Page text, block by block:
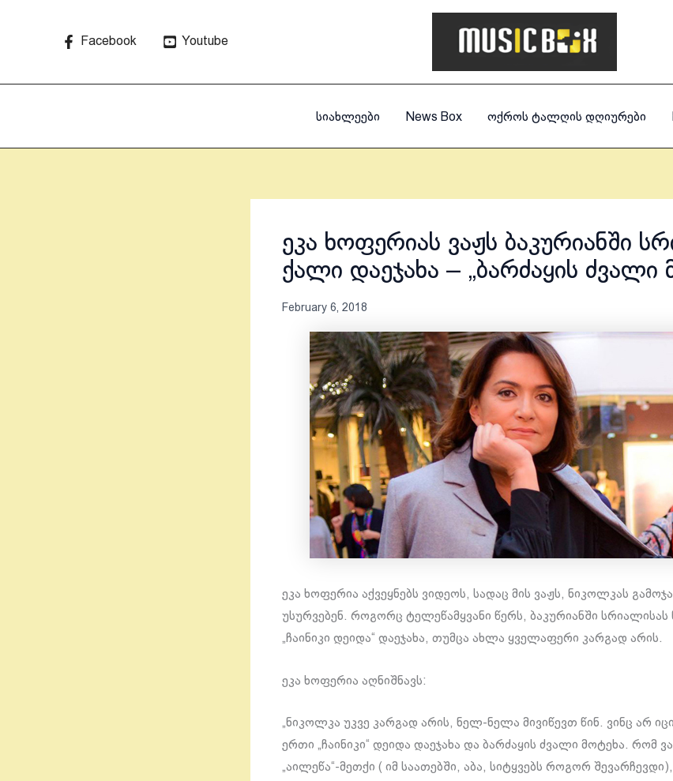
Facebook Youtube
სიახლეები News Box ოქროს ტალღის დღიურები
ეკა ხოფერიას ვაჟს ბაკურიანში
ქალი დაეჯახა – „ბარძაყის ძვალი
February 6, 2018
ეკა ხოფერია აქვეყნებს ვიდეოს, სადაც მის ვაჟს, ნიკოლკას
უსურვებენ. როგორც ტელეწამყვანი წერს, ბაკურიანში სრიალისას
„ჩაინიკი დეიდა“ დაეჯახა, თუმცა ახლა ყველაფერი კარგად არის.
ეკა ხოფერია აღნიშნავს:
„ნიკოლკა უკვე კარგად არის, ნელ-ნელა მივიწევთ წინ. ვინც არ
ერთი „ჩაინიკი“ დეიდა დაეჯახა და ბარძაყის ძვალი მოტეხა. რომ
„აილეწა“-მეთქი ( იმ საათებში, აბა, სიტყვებს როგორ